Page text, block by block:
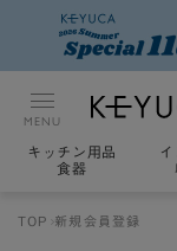
MENU
キッチン用品
食器
TOP 新規会員登録